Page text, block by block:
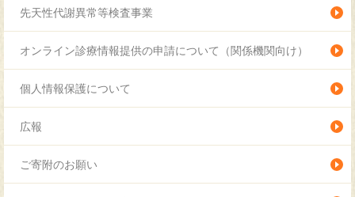
先天性代謝異常等検査事業
オンライン診療情報提供の申請について（関係機関向け）
個人情報保護について
広報
ご寄附のお願い